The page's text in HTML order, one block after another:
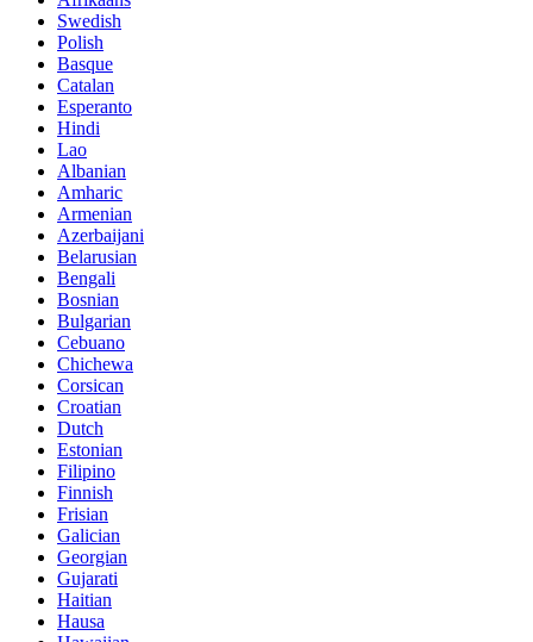
Swedish
Polish
Basque
Catalan
Esperanto
Hindi
Lao
Albanian
Amharic
Armenian
Azerbaijani
Belarusian
Bengali
Bosnian
Bulgarian
Cebuano
Chichewa
Corsican
Croatian
Dutch
Estonian
Filipino
Finnish
Frisian
Galician
Georgian
Gujarati
Haitian
Hausa